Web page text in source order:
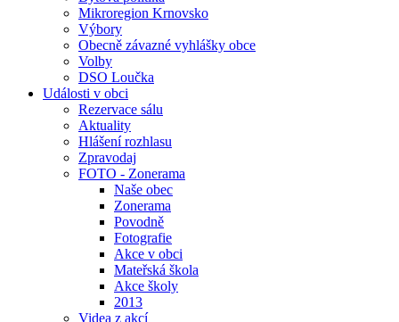
Mikroregion Krnovsko
Výbory
Obecně závazné vyhlášky obce
Volby
DSO Loučka
Události v obci
Rezervace sálu
Aktuality
Hlášení rozhlasu
Zpravodaj
FOTO - Zonerama
Naše obec
Zonerama
Povodně
Fotografie
Akce v obci
Mateřská škola
Akce školy
2013
Videa z akcí